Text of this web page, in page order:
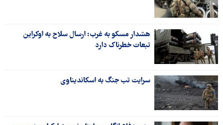
هشدار مسکو به غرب: ارسال سلاح به اوکراین
تبعات خطرناک دارد
سرایت تب جنگ به اسکاندیناوی